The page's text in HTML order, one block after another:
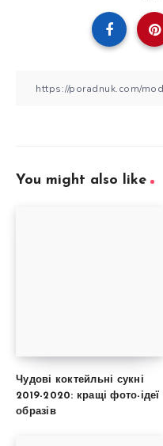
You might also like
Чудові коктейльні сукні
2019-2020: кращі фото-ідеї
образів